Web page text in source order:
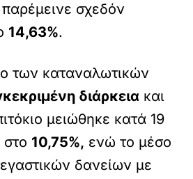
σχεδόν
14,63%.
των καταναλωτικών
διάρκεια και
μειώθηκε κατά 19
10,75%, ενώ το μέσο
δανείων με